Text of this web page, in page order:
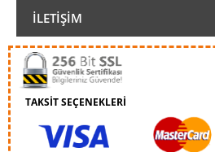
İLETIŞIM
TAKSİT SEÇENEKLERİ